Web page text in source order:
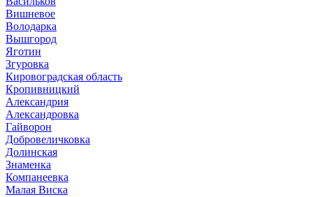
Вишневое
Володарка
Вышгород
Яготин
Згуровка
Кировоградская область
Кропивницкий
Александрия
Александровка
Гайворон
Добровеличковка
Долинская
Знаменка
Компанеевка
Малая Виска